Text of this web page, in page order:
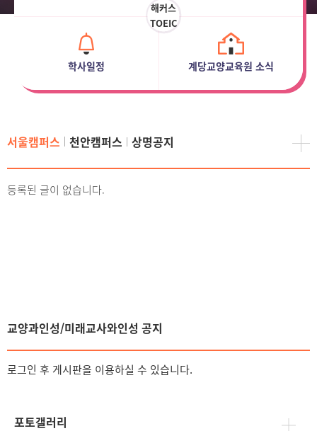
학사일정 계당교양교육원 소식
해커스
TOEIC
서울캠퍼스
등록된 글이 없습니다.
천안캠퍼스 상명공지
교양과인성/미래교사와인성 공지
로그인 후 게시판을 이용하실 수 있습니다.
포토갤러리